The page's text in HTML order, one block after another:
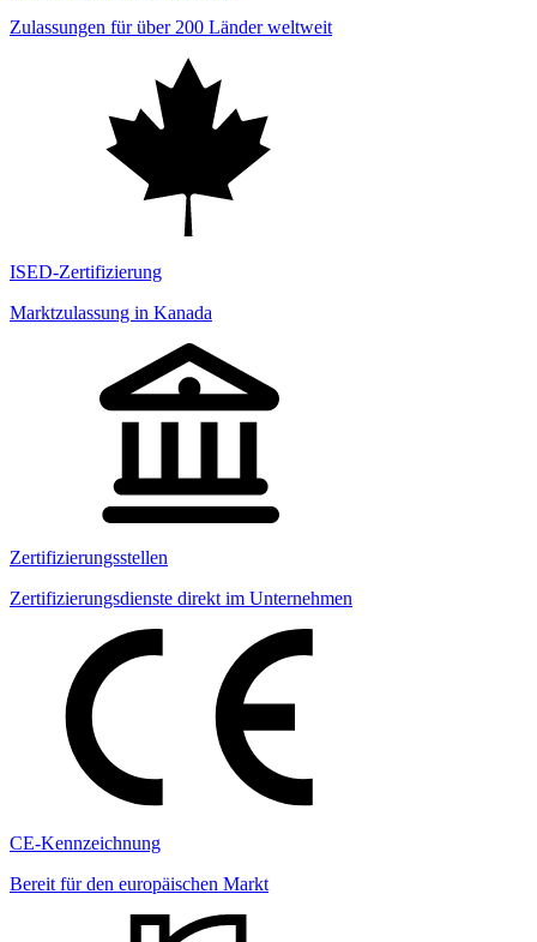
Zulassungen für über 200 Länder weltweit
ISED-Zertifizierung
Marktzulassung in Kanada
Zertifizierungsstellen
Zertifizierungsdienste direkt im Unternehmen
CE-Kennzeichnung
Bereit für den europäischen Markt